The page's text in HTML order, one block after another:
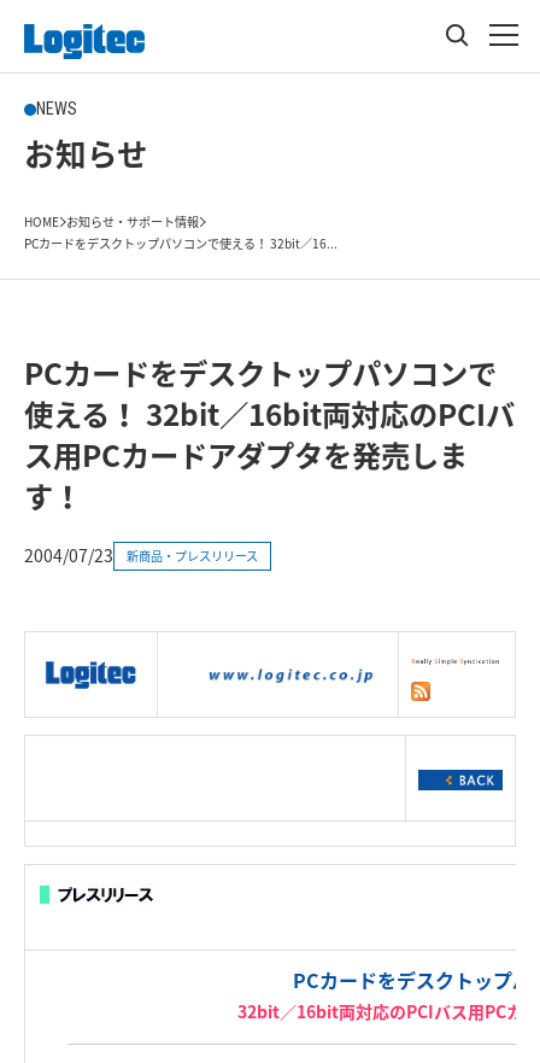
NEWS
お知らせ
HOME お知らせ・サポート情報
PCカードをデスクトップパソコンで使える！ 32bit／16...
PCカードをデスクトップパソコンで
使える！ 32bit／16bit両対応のPCIバ
ス用PCカードアダプタを発売しま
す！
2004/07/23 新商品・プレスリリース
PCカードをデスクトップ
32bit／16bit両対応のPCIバス用PCカ